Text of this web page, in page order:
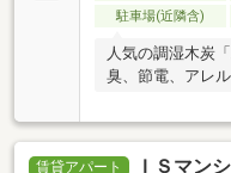
駐車場(近隣含)
人気の調湿木炭
臭、節電、アレ
賃貸アパート ＩＳマン